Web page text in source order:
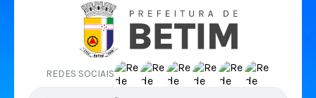
REDES SOCIAIS